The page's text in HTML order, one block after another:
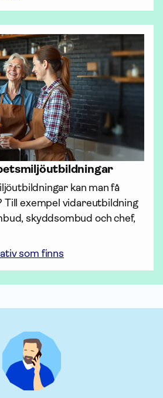
kan man få
Till exempel vidareutbildning
skydds­ombud och chef,
som finns